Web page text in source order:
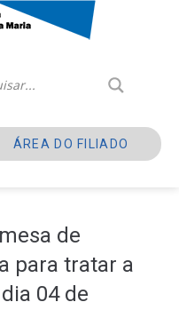
ÁREA DO FILIADO
de
para tratar a
04 de